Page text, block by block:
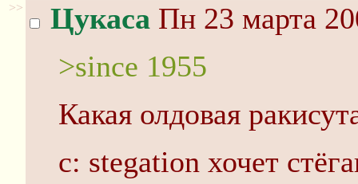
>> Цукаса Пн 23 марта
>since 1955
Какая олдовая
c: stegation хочет